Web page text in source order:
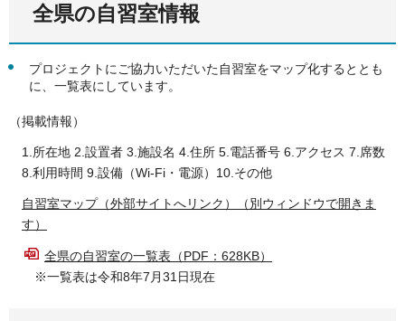
全県の自習室情報
プロジェクトにご協力いただいた自習室をマップ化するととも
に、一覧表にしています。
（掲載情報）
1.所在地 2.設置者 3.施設名 4.住所 5.電話番号 6.アクセス 7.席数
8.利用時間 9.設備（Wi-Fi・電源）10.その他
自習室マップ（外部サイトへリンク）（別ウィンドウで開きま
す）
全県の自習室の一覧表（PDF：628KB）
※一覧表は令和8年7月31日現在